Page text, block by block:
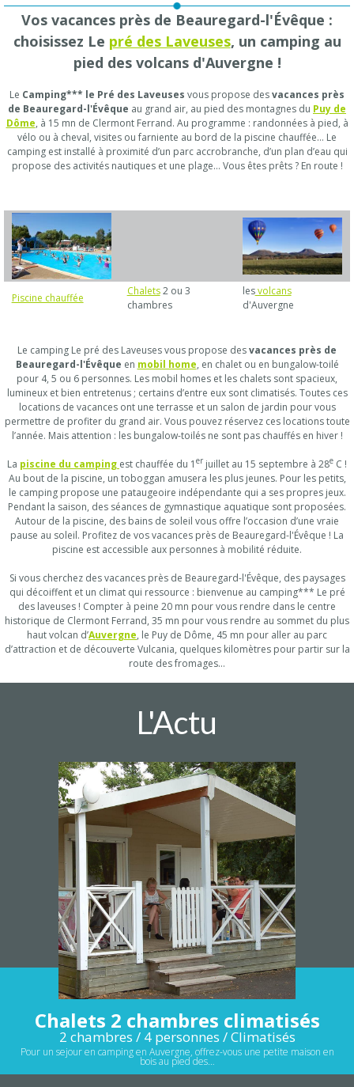
Vos vacances près de Beauregard-l'Évêque :
choisissez Le pré des Laveuses, un camping au
pied des volcans d'Auvergne !
Le Camping*** le Pré des Laveuses vous propose desvacances près
de Beauregard-l'Évêque au grand air, au pied des montagnes du Puy de
Dôme, à 15 mn de Clermont Ferrand. Au programme : randonnées à pied, à
vélo ou à cheval, visites ou farniente au bord de la piscine chauffée… Le
camping est installé à proximité d’un parc accrobranche, d’un plan d’eau qui
propose des activités nautiques et une plage… Vous êtes prêts ? En route !
Piscine chauffée
Chalets2 ou 3
chambres
lesvolcans
d'Auvergne
Le camping Le pré des Laveuses vous propose desvacances près de
Beauregard-l'Évêque en mobil home, en chalet ou en bungalow-toilé
pour 4, 5 ou 6 personnes. Les mobil homes et les chalets sont spacieux,
lumineux et bien entretenus ; certains d’entre eux sont climatisés. Toutes ces
locations de vacances ont une terrasse et un salon de jardin pour vous
permettre de profiter du grand air. Vous pouvez réservez ces locations toute
l’année. Mais attention : les bungalow-toilés ne sont pas chauffés en hiver !
La piscine du camping est chauffée du 1 er juillet au 15 septembre à 28e C !
Au bout de la piscine, un toboggan amusera les plus jeunes. Pour les petits,
le camping propose une pataugeoire indépendante qui a ses propres jeux.
Pendant la saison, des séances de gymnastique aquatique sont proposées.
Autour de la piscine, des bains de soleil vous offre l’occasion d’une vraie
pause au soleil. Profitez de vos vacances près de Beauregard-l'Évêque ! La
piscine est accessible aux personnes à mobilité réduite.
Si vous cherchez des vacances près de Beauregard-l'Évêque, des paysages
qui décoiffent et un climat qui ressource : bienvenue au camping*** Le pré
des laveuses ! Compter à peine 20 mn pour vous rendre dans le centre
historique de Clermont Ferrand, 35 mn pour vous rendre au sommet du plus
haut volcan d’Auvergne, le Puy de Dôme, 45 mn pour aller au parc
d’attraction et de découverte Vulcania, quelques kilomètres pour partir sur la
route des fromages…
L'Actu
Chalets 2 chambres climatisés
2 chambres / 4 personnes / Climatisés
Pour un sejour en camping en Auvergne, offrez-vous une petite maison en
bois au pied des…